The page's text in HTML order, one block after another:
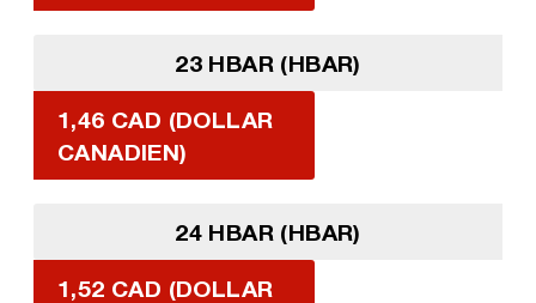
23 HBAR (HBAR)
1,46 CAD (DOLLAR
CANADIEN)
24 HBAR (HBAR)
1,52 CAD (DOLLAR